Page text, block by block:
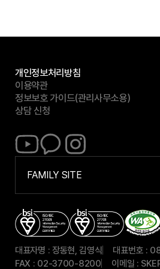
목
적
,
항
목
보
유
간
구
성
)
개인정보처리방침
이용약관
정보보호 가이드(관리사무소용)
상담 신청
S
K
W
유
튜
브
S
K
I
W
카
카
오
톡
채
S
K
I
W
스
타
그
램
FAMILY SITE
대표자명 : 장동현, 김영식
대표번호 :
FAX : 02-3700-8200
이메일 :